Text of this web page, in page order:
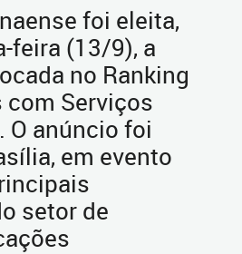
foi eleita,
feira (13/9), a
no Ranking
com Serviços
O anúncio foi
em evento
setor de